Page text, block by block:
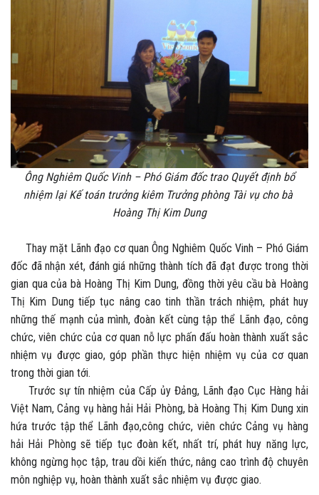
Ông Nghiêm Quốc Vinh – Phó Giám đốc trao Quyết định bổ
nhiệm lại Kế toán trưởng kiêm Trưởng phòng Tài vụ cho bà
Hoàng Thị Kim Dung
Thay mặt Lãnh đạo cơ quan Ông Nghiêm Quốc Vinh – Phó Giám
đốc đã nhận xét, đánh giá những thành tích đã đạt được trong thời
gian qua của bà Hoàng Thị Kim Dung, đồng thời yêu cầu bà Hoàng
Thị Kim Dung tiếp tục nâng cao tinh thần trách nhiệm, phát huy
những thế mạnh của mình, đoàn kết cùng tập thể Lãnh đạo, công
chức, viên chức của cơ quan nỗ lực phấn đấu hoàn thành xuất sắc
nhiệm vụ được giao, góp phần thực hiện nhiệm vụ của cơ quan
trong thời gian tới.
Trước sự tín nhiệm của Cấp ủy Đảng, Lãnh đạo Cục Hàng hải
Việt Nam, Cảng vụ hàng hải Hải Phòng, bà Hoàng Thị Kim Dung xin
hứa trước tập thể Lãnh đạo,công chức, viên chức Cảng vụ hàng
hải Hải Phòng sẽ tiếp tục đoàn kết, nhất trí, phát huy năng lực,
không ngừng học tập, trau dồi kiến thức, nâng cao trình độ chuyên
môn nghiệp vụ, hoàn thành xuất sắc nhiệm vụ được giao.